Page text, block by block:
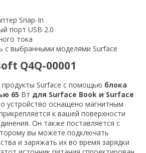
Snap-In
порт USB 2.0
тока
с выбранными моделями Surface
Q4Q-00001
Surface с помощью блока
65 Вт для Surface Book и Surface
устройство оснащено магнитным
к вашей поверхности
Он также поставляется с
вы можете подключать
и заряжать их во время зарядки